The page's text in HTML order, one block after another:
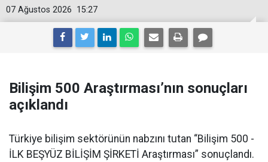
15:27
07 Ağustos 2026
Bilişim 500 Araştırması’nın sonuçları
açıklandı
Türkiye bilişim sektörünün nabzını tutan “Bilişim 500 -
İLK BEŞYÜZ BİLİŞİM ŞİRKETİ Araştırması” sonuçlandı.